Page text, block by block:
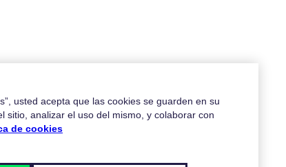
usted acepta que las cookies se guarden en su
sitio, analizar el uso del mismo, y colaborar con
de cookies